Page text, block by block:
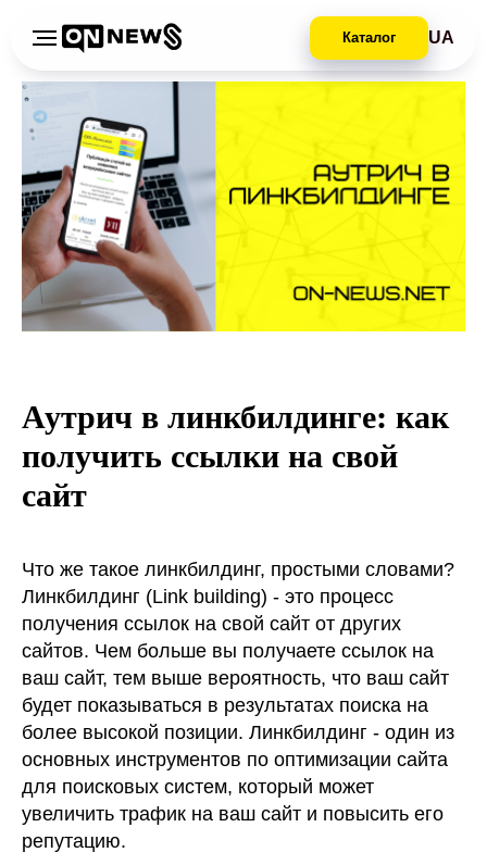
Каталог UA
Аутрич в линкбилдинге: как
получить ссылки на свой
сайт
Что же такое линкбилдинг, простыми словами?
Линкбилдинг (Link building) - это процесс
получения ссылок на свой сайт от других
сайтов. Чем больше вы получаете ссылок на
ваш сайт, тем выше вероятность, что ваш сайт
будет показываться в результатах поиска на
более высокой позиции. Линкбилдинг - один из
основных инструментов по оптимизации сайта
для поисковых систем, который может
увеличить трафик на ваш сайт и повысить его
репутацию.